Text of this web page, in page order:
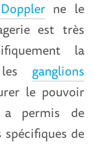
ne le
est très
la
ganglions
le pouvoir
a permis de
de